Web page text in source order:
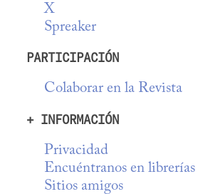
X
Spreaker
PARTICIPACIÓN
Colaborar en la Revista
+ INFORMACIÓN
Privacidad
Encuéntranos en librerías
Sitios amigos